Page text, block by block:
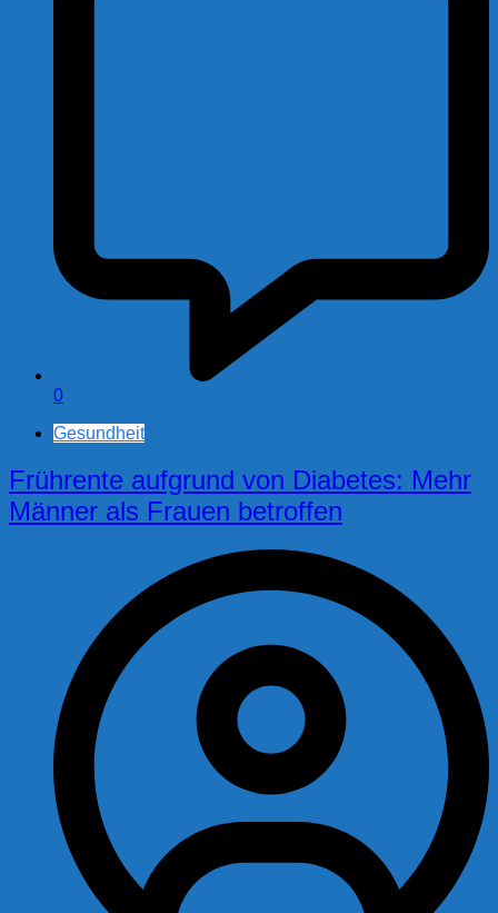
0
Gesundheit
Frührente aufgrund von Diabetes: Mehr
Männer als Frauen betroffen